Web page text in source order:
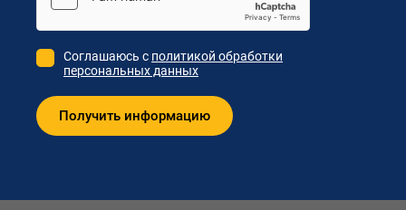
Соглашаюсь с политикой обработки
персональных данных